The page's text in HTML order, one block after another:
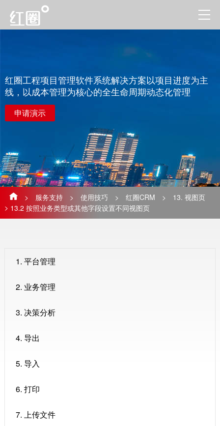
红圈工程项目管理软件系统解决方案以项目进度为主
线，以成本管理为核心的全生命周期动态化管理
申请演示
> 服务支持 > 使用技巧 > 红圈CRM >
13. 视图页
> 13.2 ​按照业务类型或其他字段设置不同视图页
1. 平台管理
2. 业务管理
3. 决策分析
4. 导出
5. 导入
6. 打印
7. 上传文件